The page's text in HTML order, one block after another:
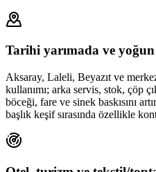
Tarihi yarımada ve
Aksaray, Laleli, Beyazıt ve
kullanımı; arka servis, stok, çöp
böceği, fare ve sinek baskısını
başlık keşif sırasında özellikle